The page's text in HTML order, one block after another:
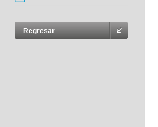
Regresar